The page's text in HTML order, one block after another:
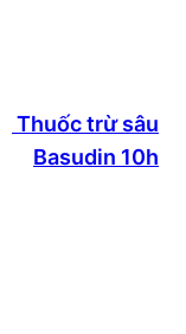
Thuốc trừ sâu
Basudin 10h